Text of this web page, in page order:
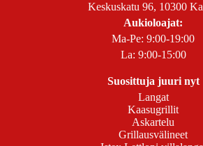
Keskuskatu 96, 10300
Aukioloajat:
Ma-Pe: 9:00-19:00
La: 9:00-15:00
Suosittuja juuri nyt
Langat
Kaasugrillit
Askartelu
Grillausvälineet